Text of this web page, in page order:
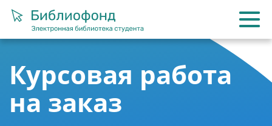
Курсовая работа
на заказ